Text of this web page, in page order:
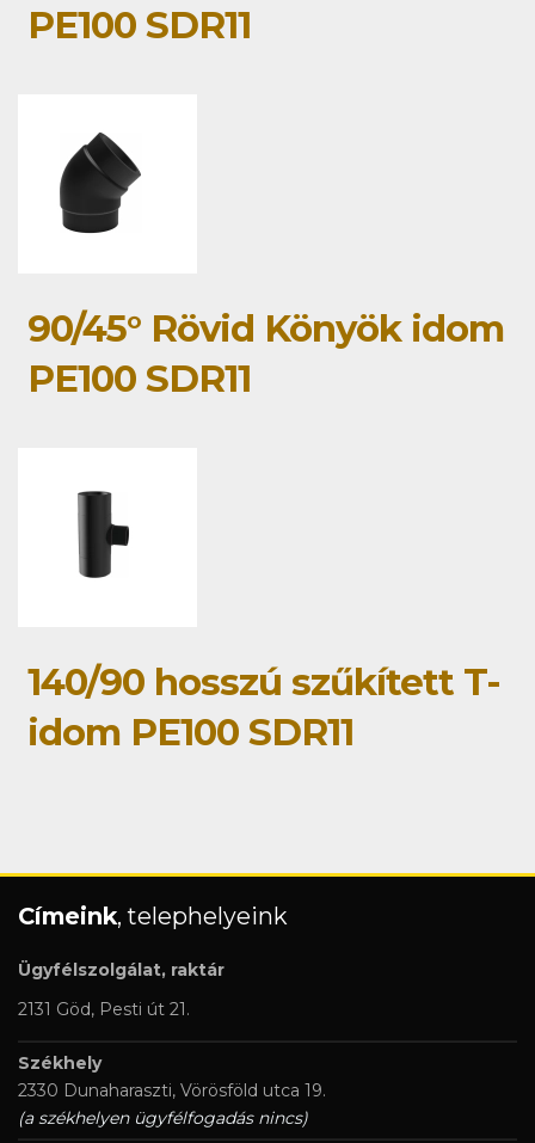
PE100 SDR11
90/45° Rövid Könyök idom
PE100 SDR11
140/90 hosszú szűkített T-
idom PE100 SDR11
Címeink, telephelyeink
Ügyfélszolgálat, raktár
2131 Göd, Pesti út 21.
Székhely
2330 Dunaharaszti, Vörösföld utca 19.
(a székhelyen ügyfélfogadás nincs)